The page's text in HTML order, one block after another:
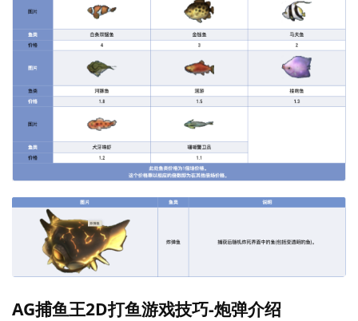
AG捕鱼王2D打鱼游戏技巧-炮弹介绍